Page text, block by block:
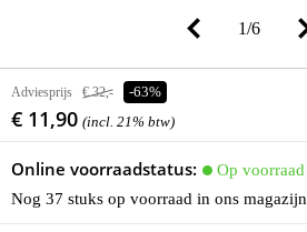
1/6
Adviesprijs € 32,- -63%
€ 11,90 (incl. 21% btw)
Online voorraadstatus:
Op voorraad
Nog 37 stuks op voorraad in ons magazijn